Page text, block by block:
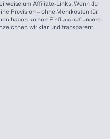
um Affiliate-Links. Wenn du
Provision – ohne Mehrkosten für
haben keinen Einfluss auf unsere
wir klar und transparent.